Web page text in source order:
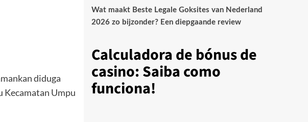
diduga
Kecamatan Umpu
Wat maakt Beste Legale Goksites van Nederland
2026 zo bijzonder? Een diepgaande review
Calculadora de bónus de
casino: Saiba como
funciona!